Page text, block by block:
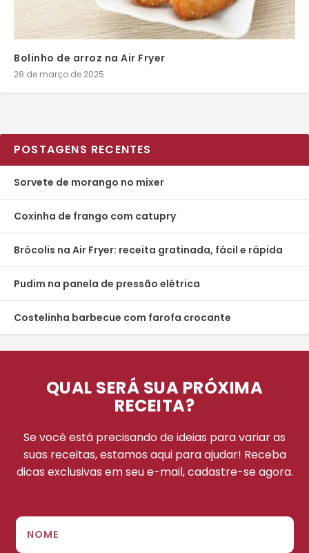
Bolinho de arroz na Air Fryer
28 de março de 2025
POSTAGENS RECENTES
Sorvete de morango no mixer
Coxinha de frango com catupry
Brócolis na Air Fryer: receita gratinada, fácil e rápida
Pudim na panela de pressão elétrica
Costelinha barbecue com farofa crocante
QUAL SERÁ SUA PRÓXIMA
RECEITA?
Se você está precisando de ideias para variar as
suas receitas, estamos aqui para ajudar! Receba
dicas exclusivas em seu e-mail, cadastre-se agora.